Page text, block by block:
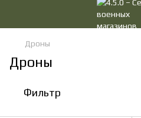
Дроны
Дроны
Фильтр